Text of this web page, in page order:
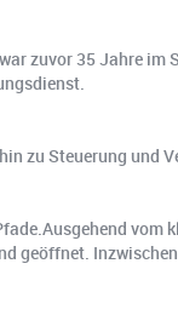
zuvor 35 Jahre
zu Steuerung und
geöffnet.